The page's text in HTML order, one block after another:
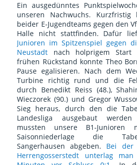
Ein ausgedünntes
unseren Nachwuchs.
beider E-Jugendteams gegen den
Halle nicht stattfinden. Dafür
Junioren im Spitzenspiel gegen
Neustadt nach holprigem Start
frühen Rückstand konnte Theo
Pause egalisieren. Nach dem
Turbine richtig rund und die
durch Benedikt Reiss (48.),
Wieczorek (90.) und Gregor
Sieg heraus, durch den die
Landesliga ausgebaut
mussten unsere B1-Junioren
Saisonniederlage die
Sangerhausen abgeben. Bei der
Herrengosserstedt unterlag